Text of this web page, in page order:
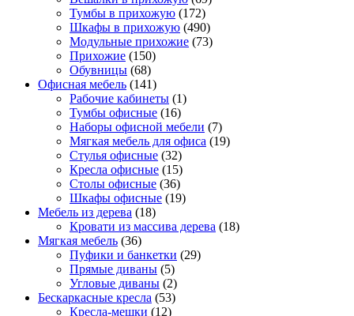
Тумбы в прихожую (172)
Шкафы в прихожую (490)
Модульные прихожие (73)
Прихожие (150)
Обувницы (68)
Офисная мебель (141)
Рабочие кабинеты (1)
Тумбы офисные (16)
Наборы офисной мебели (7)
Мягкая мебель для офиса (19)
Стулья офисные (32)
Кресла офисные (15)
Столы офисные (36)
Шкафы офисные (19)
Мебель из дерева (18)
Кровати из массива дерева (18)
Мягкая мебель (36)
Пуфики и банкетки (29)
Прямые диваны (5)
Угловые диваны (2)
Бескаркасные кресла (53)
Кресла-мешки (12)